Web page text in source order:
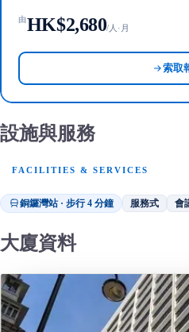
由HK$2,680/人·月
索取
設施與服務
FACILITIES & SERVICES
銅鑼灣站 · 步行 4 分鐘 服務式 會
大廈資料